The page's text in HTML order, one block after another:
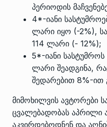
პერიოდის
4*-იანი
ლარი იყო (-2%),
114 ლარი (- 12%);
5*-იანი
ლარი შეადგინა,
შედარებით 8%-ით
მიმოხილვის ავტორები
ცვალებადობას აპრილი
აკვირდებოდნენ და